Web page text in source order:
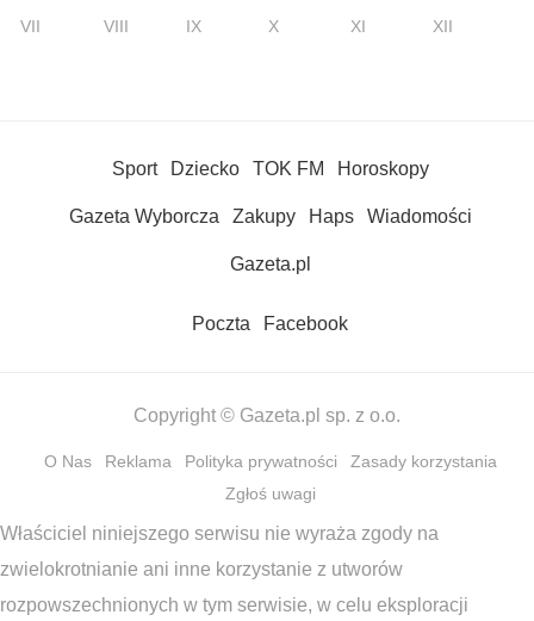
VII
VIII IX X XI XII
Sport Dziecko TOK FM Horoskopy
Gazeta Wyborcza Zakupy Haps Wiadomości
Gazeta.pl
Poczta Facebook
Copyright © Gazeta.pl sp. z o.o.
O Nas Reklama Polityka prywatności
Zasady korzystania
Zgłoś uwagi
Właściciel niniejszego serwisu nie wyraża zgody na
zwielokrotnianie ani inne korzystanie z utworów
rozpowszechnionych w tym serwisie, w celu eksploracji